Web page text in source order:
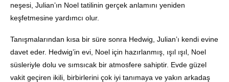
neşesi, Julian’ın Noel tatilinin gerçek anlamını yeniden
keşfetmesine yardımcı olur.
Tanışmalarından kısa bir süre sonra Hedwig, Julian’ı kendi evine
davet eder. Hedwig’in evi, Noel için hazırlanmış, ışıl ışıl, Noel
süsleriyle dolu ve sımsıcak bir atmosfere sahiptir. Evde güzel
vakit geçiren ikili, birbirlerini çok iyi tanımaya ve yakın arkadaş